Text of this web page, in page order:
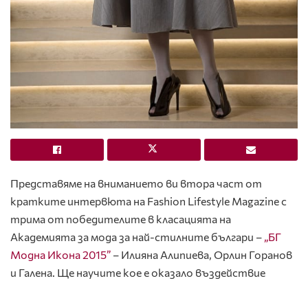
Представяме на вниманието ви втора част от
кратките интервюта на Fashion Lifestyle Magazine с
трима от победителите в класацията на
Академията за мода за най-стилните българи – „БГ
Модна Икона 2015” – Илияна Алипиева, Орлин Горанов
и Галена. Ще научите кое е оказало въздействие